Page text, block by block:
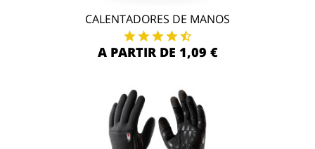
CALENTADORES DE MANOS
A PARTIR DE 1,09 €